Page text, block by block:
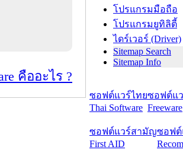
คืออะไร ?
โปรแกรมมือถือ
โปรแกรมยูทิลิตี้
ไดร์เวอร์ (Driver)
Sitemap Search
Sitemap Info
ซอฟต์แวร์ไทย
Thai Software
ซอฟต์แ
Freeware
ซอฟต์แวร์สามัญ
First AID
ซอฟต์